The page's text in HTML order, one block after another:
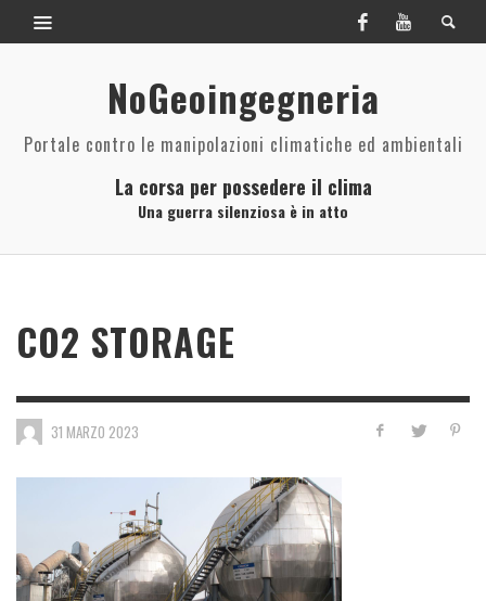
NoGeoingegneria
Portale contro le manipolazioni climatiche ed ambientali
La corsa per possedere il clima
Una guerra silenziosa è in atto
CO2 STORAGE
31 MARZO 2023